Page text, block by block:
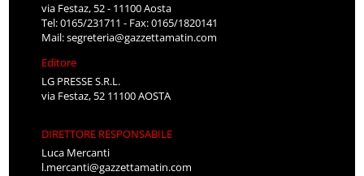
via Festaz, 52 - 11100 Aosta
Tel: 0165/231711 - Fax: 0165/1820141
Mail:segreteria@gazzettamatin.com
Editore
LG PRESSE S.R.L.
via Festaz, 52 11100 AOSTA
DIRETTORE RESPONSABILE
Luca Mercanti
l.mercanti@gazzettamatin.com